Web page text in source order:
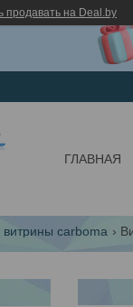
продавать на Deal.by
ГЛАВНАЯ
carboma